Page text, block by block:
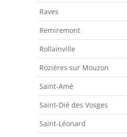
Raves
Remiremont
Rollainville
Rozières sur Mouzon
Saint-Amé
Saint-Dié des Vosges
Saint-Léonard